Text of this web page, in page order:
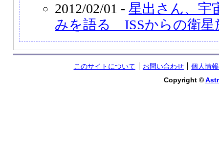
2012/02/01 - 星出さん、宇
みを語る ISSからの衛星
このサイトについて お問い合わせ
個人情
Copyright ©